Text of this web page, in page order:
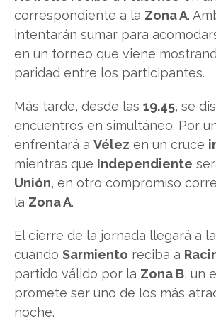
correspondiente a la Zona A.
intentarán sumar para
en un torneo que viene
paridad entre los participantes.
Más tarde, desde las 19.45, se
encuentros en simultáneo. Por
enfrentará a Vélez en un cruce
mientras que Independiente
Unión, en otro compromiso
la Zona A.
El cierre de la jornada llegará a
cuando Sarmiento reciba a
partido válido por la Zona B, un
promete ser uno de los más
noche.